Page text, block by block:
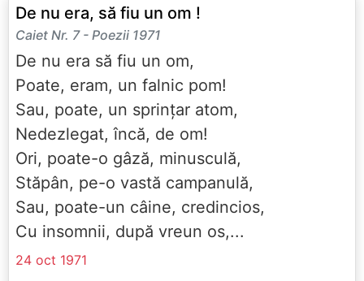
De nu era, să fiu un om !
Caiet Nr. 7 - Poezii 1971
De nu era să fiu un om,
Poate, eram, un falnic pom!
Sau, poate, un sprințar atom,
Nedezlegat, încă, de om!
Ori, poate-o gâză, minusculă,
Stăpân, pe-o vastă campanulă,
Sau, poate-un câine, credincios,
Cu insomnii, după vreun os,...
24 oct 1971